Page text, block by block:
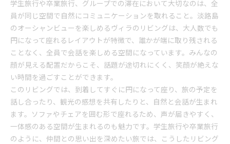
学生旅行や卒業旅行、グループでの滞在において大切なのは、全
員が同じ空間で自然にコミュニケーションを取れること。淡路島
のオーシャンビューを楽しめるヴィラのリビングは、大人数でも
円になって座れるレイアウトが特徴で、誰かが端に取り残される
ことなく、全員で会話を楽しめる空間になっています。みんなの
顔が見える配置だからこそ、話題が途切れにくく、笑顔が絶えな
い時間を過ごすことができます。
このリビングでは、到着してすぐに円になって座り、旅の予定を
話し合ったり、観光の感想を共有したりと、自然と会話が生まれ
ます。ソファやチェアを囲む形で座れるため、声が届きやすく、
一体感のある空間が生まれるのも魅力です。学生旅行や卒業旅行
のように、仲間との思い出を深めたい旅では、こうしたリビング